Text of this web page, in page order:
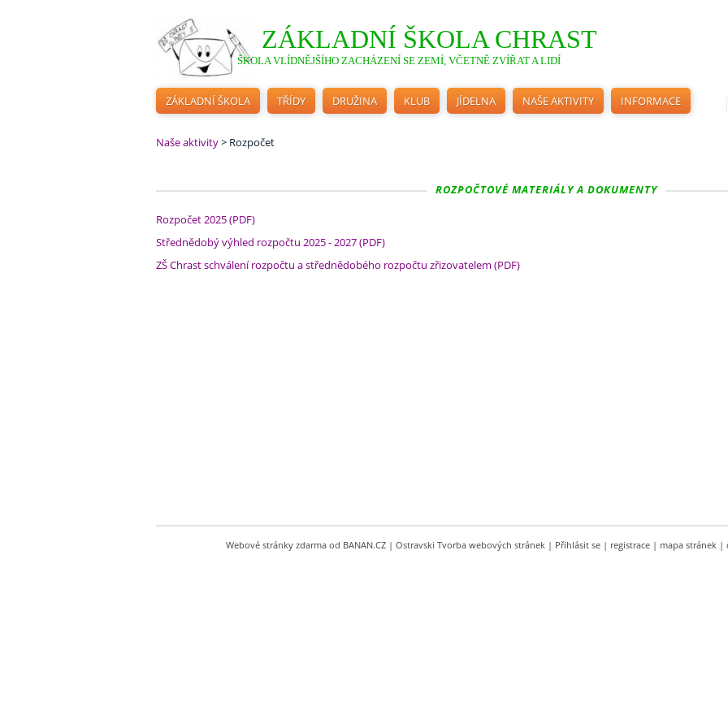
ZÁKLADNÍ ŠKOLA CHRAST
ŠKOLA VLÍDNĚJŠÍHO ZACHÁZENÍ SE ZEMÍ, VČETNĚ ZVÍŘAT A LIDÍ
ZÁKLADNÍ ŠKOLA TŘÍDY DRUŽINA KLUB JÍDELNA NAŠE AKTIVITY INFORMACE
Naše aktivity> Rozpočet
ROZPOČTOVÉ MATERIÁLY A DOKUMENTY
Rozpočet 2025 (PDF)
Střednědobý výhled rozpočtu 2025 - 2027 (PDF)
ZŠ Chrast schválení rozpočtu a střednědobého rozpočtu zřizovatelem (PDF)
Webové stránky zdarma od BANAN.CZ | Ostravski Tvorba webových stránek | Přihlásit se | registrace | mapa stránek |